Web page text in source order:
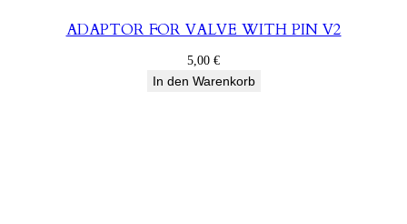
ADAPTOR FOR VALVE WITH PIN V2
5,00 €
In den Warenkorb